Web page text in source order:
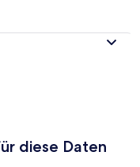
diese Daten